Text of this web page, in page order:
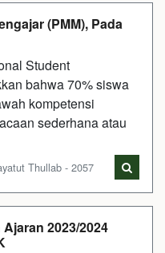
(PMM), Pada
Student
bahwa 70% siswa
kompetensi
sederhana atau
Thullab - 2057
2023/2024